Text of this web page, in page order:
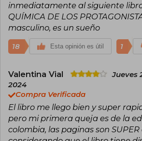
inmediatamente al siguiente
QUÍMICA DE LOS
masculino, es un sueño
18 Esta opinión es útil 1
Valentina Vial
Jueves
2024
Compra Verificada
El libro me llego bien y super
pero mi primera queja es de la
colombia, las paginas son